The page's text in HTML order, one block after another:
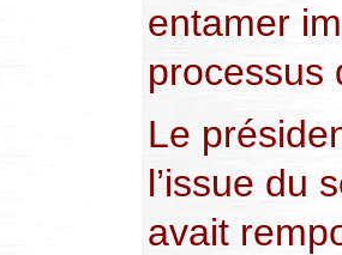
entamer
processus
Le
l’issue du
avait